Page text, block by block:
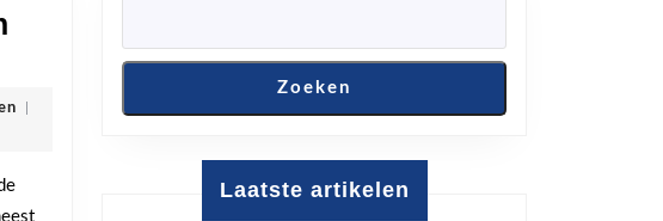
cdenvhoogstraten
Zoeken
Laatste artikelen